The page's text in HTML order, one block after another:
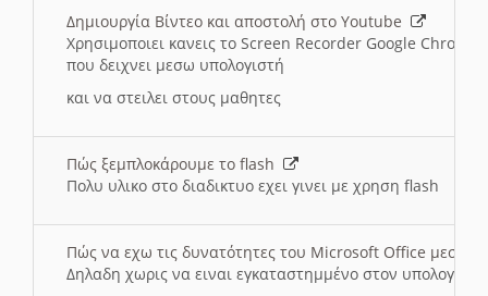
Δημιουργία Βίντεο και αποστολή στο Youtube
Χρησιμοποιει κανεις το Screen Recorder Google Chrome
που δειχνει μεσω υπολογιστή
και να στειλει στους μαθητες
Πώς ξεμπλοκάρουμε το flash
Πολυ υλικο στο διαδικτυο εχει γινει με χρηση flash
Πώς να εχω τις δυνατότητες του Microsoft Office μεσω
Δηλαδη χωρις να ειναι εγκαταστημμένο στον